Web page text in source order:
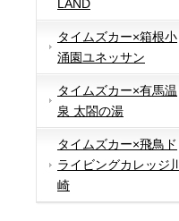
LAND
タイムズカー×箱根小
涌園ユネッサン
タイムズカー×有馬温
泉 太閤の湯
タイムズカー×飛鳥ド
ライビングカレッジ川
崎